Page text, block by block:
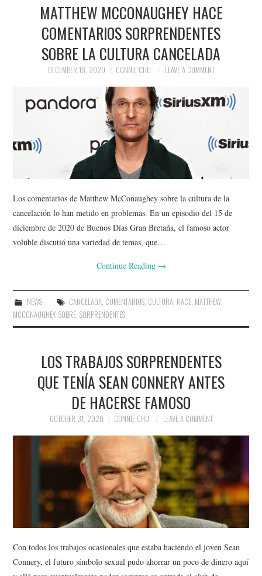
MATTHEW MCCONAUGHEY HACE
COMENTARIOS SORPRENDENTES
SOBRE LA CULTURA CANCELADA
DECEMBER 18, 2020 CONNIE CHU LEAVE A COMMENT
Los comentarios de Matthew McConaughey sobre la cultura de la
cancelación lo han metido en problemas. En un episodio del 15 de
diciembre de 2020 de Buenos Días Gran Bretaña, el famoso actor
voluble discutió una variedad de temas, que…
Continue Reading →
NEWS CANCELADA, COMENTARIOS, CULTURA, HACE, MATTHEW,
MCCONAUGHEY,SOBRE,SORPRENDENTES
LOS TRABAJOS SORPRENDENTES
QUE TENÍA SEAN CONNERY ANTES
DE HACERSE FAMOSO
OCTOBER 31, 2020 CONNIE CHU LEAVE A COMMENT
Con todos los trabajos ocasionales que estaba haciendo el joven Sean
Connery, el futuro símbolo sexual pudo ahorrar un poco de dinero aquí